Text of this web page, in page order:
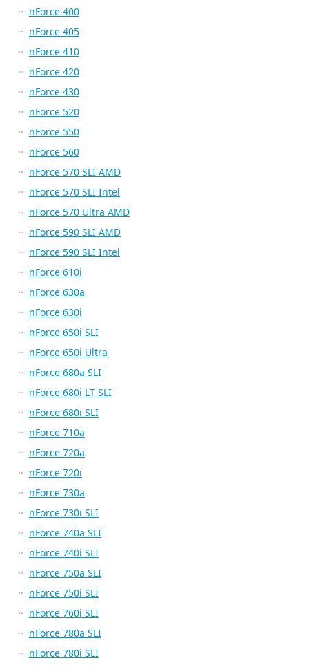
nForce 400
nForce 405
nForce 410
nForce 420
nForce 430
nForce 520
nForce 550
nForce 560
nForce 570 SLI AMD
nForce 570 SLI Intel
nForce 570 Ultra AMD
nForce 590 SLI AMD
nForce 590 SLI Intel
nForce 610i
nForce 630a
nForce 630i
nForce 650i SLI
nForce 650i Ultra
nForce 680a SLI
nForce 680i LT SLI
nForce 680i SLI
nForce 710a
nForce 720a
nForce 720i
nForce 730a
nForce 730i SLI
nForce 740a SLI
nForce 740i SLI
nForce 750a SLI
nForce 750i SLI
nForce 760i SLI
nForce 780a SLI
nForce 780i SLI